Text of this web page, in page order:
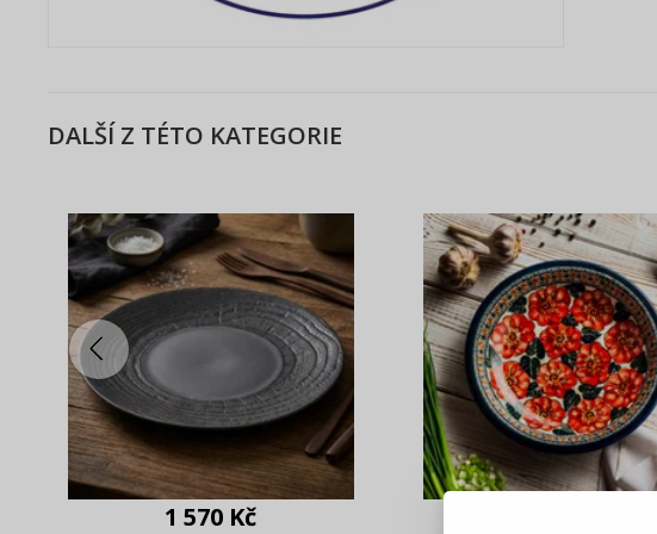
DALŠÍ Z TÉTO KATEGORIE
1 570 Kč
Zde je důvod,
vytvořit